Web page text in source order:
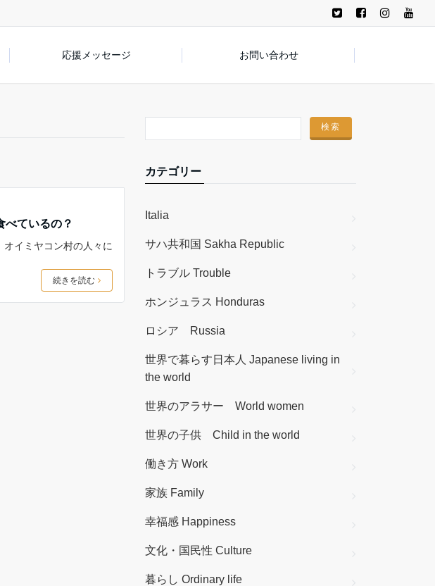
応援メッセージ お問い合わせ
べているの？
イミヤコン村の人々に
続きを読む
カテゴリー
Italia
サハ共和国 Sakha Republic
トラブル Trouble
ホンジュラス Honduras
ロシア Russia
世界で暮らす日本人 Japanese living in
the world
世界のアラサー World women
世界の子供 Child in the world
働き方 Work
家族 Family
幸福感 Happiness
文化・国民性 Culture
暮らし Ordinary life